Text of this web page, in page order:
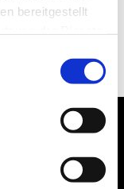
bereitgestellt